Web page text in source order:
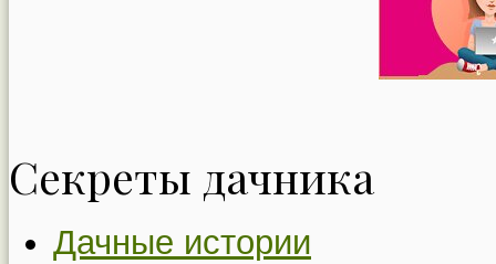
Секреты дачника
Дачные истории